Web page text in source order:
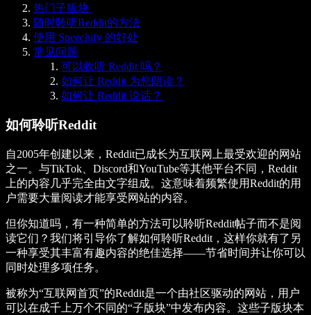
热门子版块
随时聆听Reddit的方法
使用 Speechify 的好处
常见问题
可以收听 Reddit 吗？
如何让 Reddit 为您朗读？
如何让 Reddit 说话？
如何聆听Reddit
自2005年创建以来，Reddit已成长为互联网上最受欢迎的网站
之一。与TikTok、Discord和YouTube等其他平台不同，Reddit
上的内容几乎完全由文字组成。这意味着频繁使用Reddit的用
户需要大量阅读才能享受网站的内容。
但你知道吗，有一种简单的方法可以聆听Reddit帖子而不是阅
读它们？我们将引导你了解如何聆听Reddit，这样你就有了另
一种享受其丰富有趣内容的绝佳选择——节省时间并让你可以
同时处理多项任务。
被称为“互联网首页”的Reddit是一个由社区驱动的网站，用户
可以在成千上万个不同的“子版块”中发布内容。这些子版块本